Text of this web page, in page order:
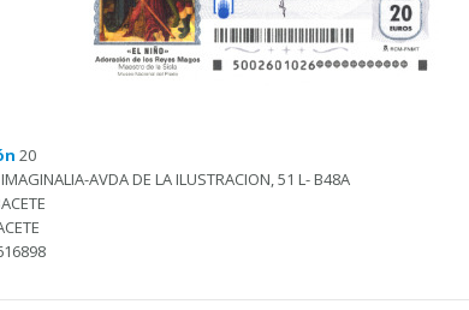
20
IMAGINALIA-AVDA DE LA ILUSTRACION, 51 L- B48A